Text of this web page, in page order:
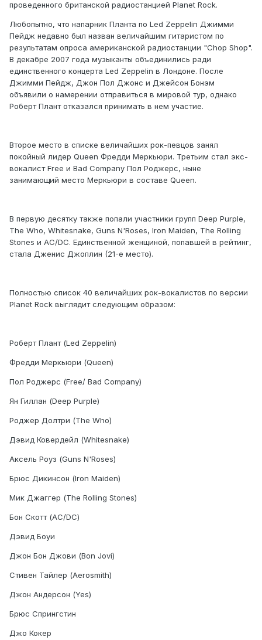
проведенного британской радиостанцией Planet Rock.
Любопытно, что напарник Планта по Led Zeppelin Джимми
Пейдж недавно был назван величайшим гитаристом по
результатам опроса американской радиостанции "Chop Shop".
В декабре 2007 года музыканты объединились ради
единственного концерта Led Zeppelin в Лондоне. После
Джимми Пейдж, Джон Пол Джонс и Джейсон Бонэм
объявили о намерении отправиться в мировой тур, однако
Роберт Плант отказался принимать в нем участие.
Второе место в списке величайших рок-певцов занял
покойный лидер Queen Фредди Меркьюри. Третьим стал экс-
вокалист Free и Bad Company Пол Роджерс, ныне
занимающий место Меркьюри в составе Queen.
В первую десятку также попали участники групп Deep Purple,
The Who, Whitesnake, Guns N'Roses, Iron Maiden, The Rolling
Stones и AC/DC. Единственной женщиной, попавшей в рейтинг,
стала Дженис Джоплин (21-е место).
Полностью список 40 величайших рок-вокалистов по версии
Planet Rock выглядит следующим образом:
Роберт Плант (Led Zeppelin)
Фредди Меркьюри (Queen)
Пол Роджерс (Free/ Bad Company)
Ян Гиллан (Deep Purple)
Роджер Долтри (The Who)
Дэвид Ковердейл (Whitesnake)
Аксель Роуз (Guns N'Roses)
Брюс Дикинсон (Iron Maiden)
Мик Джаггер (The Rolling Stones)
Бон Скотт (AC/DC)
Дэвид Боуи
Джон Бон Джови (Bon Jovi)
Стивен Тайлер (Aerosmith)
Джон Андерсон (Yes)
Брюс Спрингстин
Джо Кокер